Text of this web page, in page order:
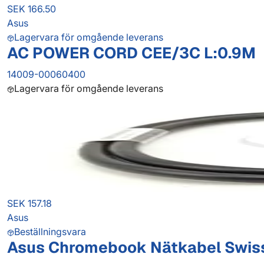
SEK 166.50
Asus
Lagervara för omgående leverans
AC POWER CORD CEE/3C L:0.9M
14009-00060400
Lagervara för omgående leverans
SEK 157.18
Asus
Beställningsvara
Asus Chromebook Nätkabel